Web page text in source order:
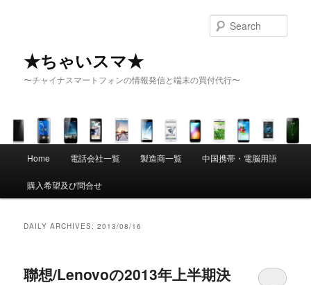
★ちゃいスマ★
〜チャイナスマートフォンの情報発信と端末の買付代行〜
Skip to primary content
Skip to secondary content
Home 電話会社一覧 製造商一覧 中国携帯・電脳用語
購入希望及び問合せ
DAILY ARCHIVES:2013/08/16
聯想/Lenovoの2013年上半期決